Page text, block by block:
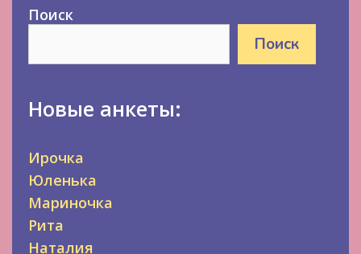
Поиск
Поиск
Новые анкеты:
Ирочка
Юленька
Мариночка
Рита
Наталия